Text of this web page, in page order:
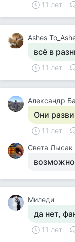
11 лет
Ashes
всё в
11 лет
Александр
Они
11 лет
Света Лысак
Миледи
да нет,
11 лет